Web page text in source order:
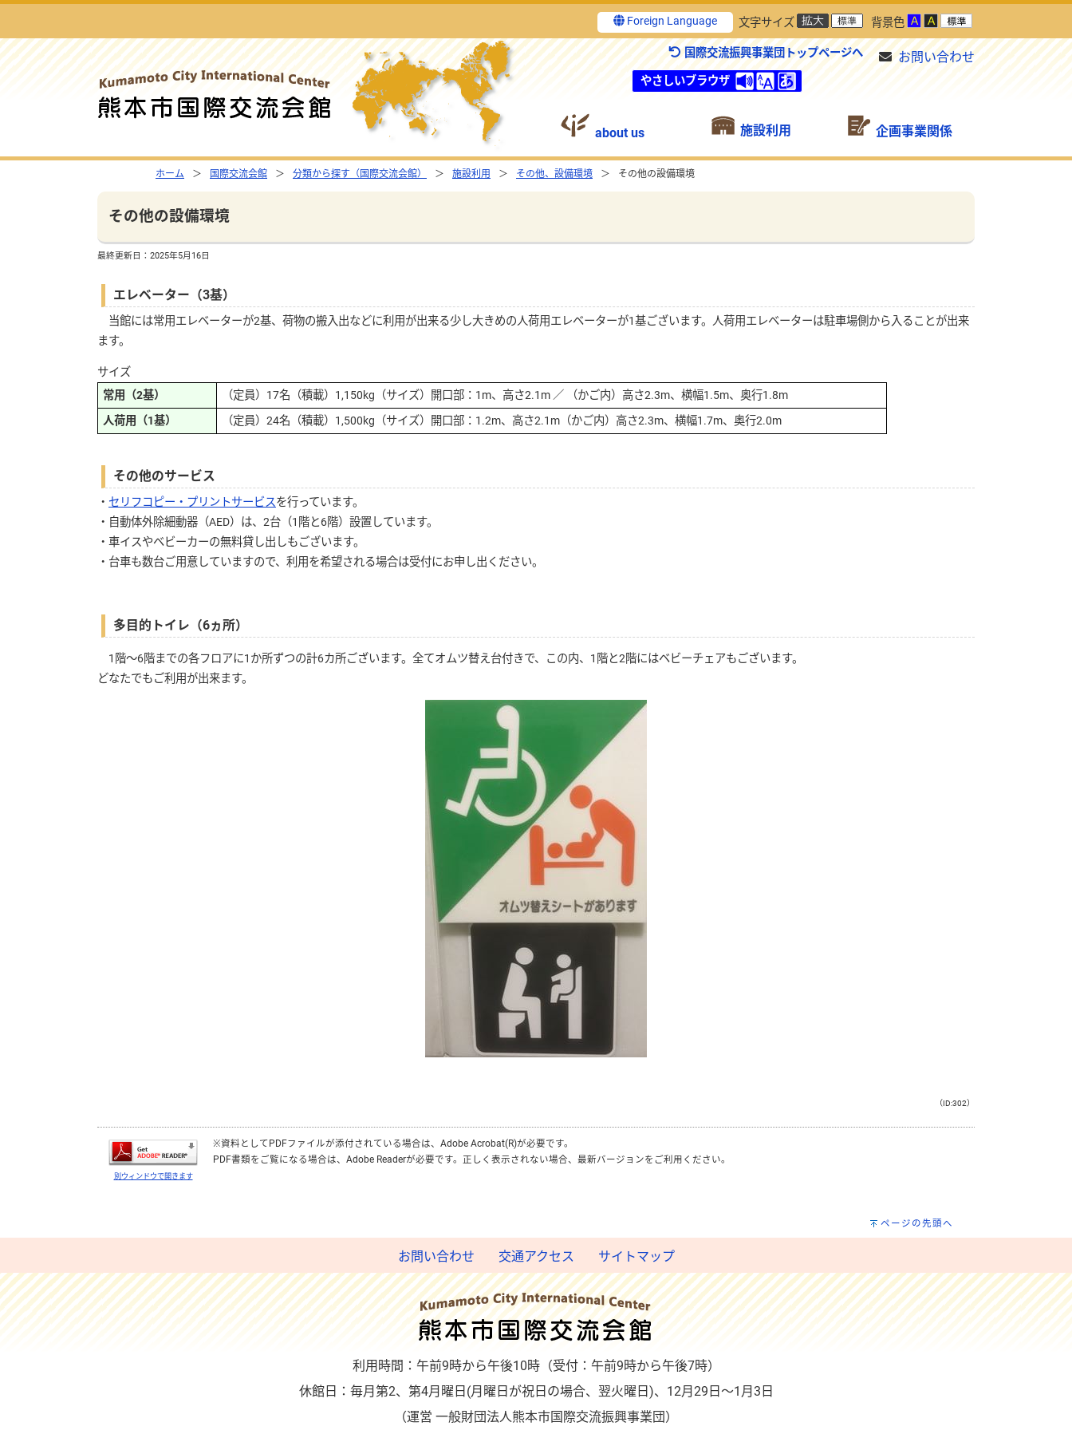
Foreign Language 文字サイズ 背景色
お問い合わせ
国際交流振興事業団トップページへ
やさしいブラウザ
about us 施設利用 企画事業関係
ホーム 国際交流会館 分類から探す（国際交流会館） 施設利用 その他、設備環境 その他の設備環境
その他の設備環境
最終更新日： 2025年5月16日
エレベーター（3基）
当館には常用エレベーターが2基、荷物の搬入出などに利用が出来る少し大きめの人荷用エレベーターが1基ございます。人荷用エレベーターは駐車場側から入ることが出来
ます。
サイズ
常用（2基）
（定員）17名（積載）1,150kg（サイズ）開口部：1m、高さ2.1m ／ （かご内）高さ2.3m、横幅1.5m、奥行1.8m
人荷用（1基）
（定員）24名（積載）1,500kg（サイズ）開口部：1.2m、高さ2.1m（かご内）高さ2.3m、横幅1.7m、奥行2.0m
その他のサービス
・ セリフコピー・プリントサービスを行っています。
・自動体外除細動器（AED）は、2台（1階と6階）設置しています。
・車イスやベビーカーの無料貸し出しもございます。
・台車も数台ご用意していますので、利用を希望される場合は受付にお申し出ください。
多目的トイレ（6ヵ所）
1階～6階までの各フロアに1か所ずつの計6カ所ございます。全てオムツ替え台付きで、この内、1階と2階にはベビーチェアもございます。
どなたでもご利用が出来ます。
（ID:302）
別ウィンドウで開きます
※資料としてPDFファイルが添付されている場合は、 Adobe Acrobat(R)が必要です。
PDF書類をご覧になる場合は、 Adobe Readerが必要です。正しく表示されない場合、最新バージョンをご利用ください。
ページの先頭へ
お問い合わせ 交通アクセス サイトマップ
利用時間：午前9時から午後10時（受付：午前9時から午後7時）
休館日：毎月第2、第4月曜日(月曜日が祝日の場合、翌火曜日)、12月29日～1月3日
（運営 一般財団法人熊本市国際交流振興事業団）